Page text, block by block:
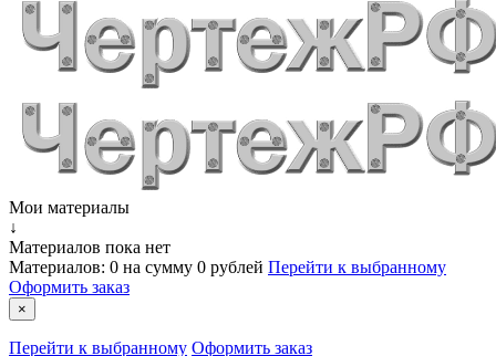
Мои материалы
↓
Материалов пока нет
Материалов: 0 на сумму 0 рублей Перейти к выбранному
Оформить заказ
×
Перейти к выбранному Оформить заказ